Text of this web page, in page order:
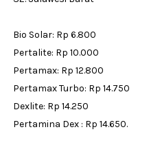
Bio Solar: Rp 6.800
Pertalite: Rp 10.000
Pertamax: Rp 12.800
Pertamax Turbo: Rp 14.750
Dexlite: Rp 14.250
Pertamina Dex : Rp 14.650.